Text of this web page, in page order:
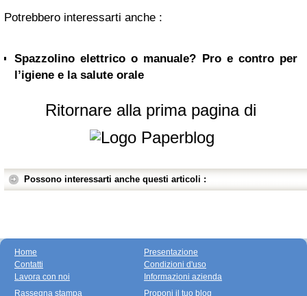
Potrebbero interessarti anche :
Spazzolino elettrico o manuale? Pro e contro per
l’igiene e la salute orale
Ritornare alla prima pagina di
Possono interessarti anche questi articoli :
Home
Contatti
Lavora con noi
Presentazione
Condizioni d'uso
Informazioni azienda
Rassegna stampa
Proponi il tuo blog